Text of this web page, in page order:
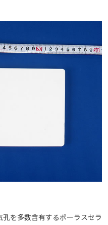
を多数含有するポーラスセラ